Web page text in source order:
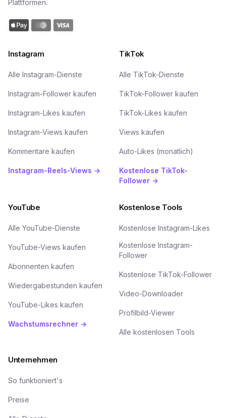
Plattformen.
Instagram
Alle Instagram-Dienste
Instagram-Follower kaufen
Instagram-Likes kaufen
Instagram-Views kaufen
Kommentare kaufen
Instagram-Reels-Views →
TikTok
Alle TikTok-Dienste
TikTok-Follower kaufen
TikTok-Likes kaufen
Views kaufen
Auto-Likes (monatlich)
Kostenlose TikTok-
Follower →
YouTube
Alle YouTube-Dienste
YouTube-Views kaufen
Abonnenten kaufen
Wiedergabestunden kaufen
YouTube-Likes kaufen
Wachstumsrechner →
Kostenlose Tools
Kostenlose Instagram-Likes
Kostenlose Instagram-
Follower
Kostenlose TikTok-Follower
Video-Downloader
Profilbild-Viewer
Alle kostenlosen Tools
Unternehmen
So funktioniert's
Preise